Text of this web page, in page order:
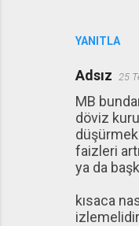
YANITLA
Adsız 25
MB
döviz
faizleri
ya da
kısaca